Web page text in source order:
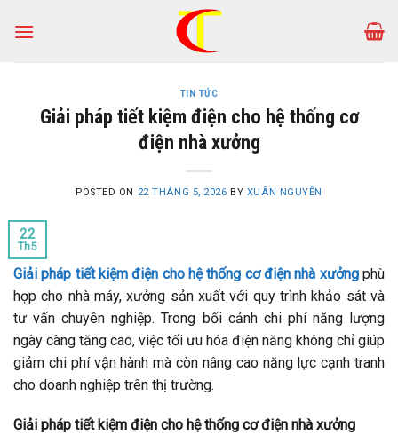
TIN TỨC
Giải pháp tiết kiệm điện cho hệ thống cơ
điện nhà xưởng
POSTED ON 22 THÁNG 5, 2026 BY XUÂN NGUYỄN
22
Th5
Giải pháp tiết kiệm điện cho hệ thống cơ điện nhà xưởngphù
hợp cho nhà máy, xưởng sản xuất với quy trình khảo sát và
tư vấn chuyên nghiệp. Trong bối cảnh chi phí năng lượng
ngày càng tăng cao, việc tối ưu hóa điện năng không chỉ giúp
giảm chi phí vận hành mà còn nâng cao năng lực cạnh tranh
cho doanh nghiệp trên thị trường.
Giải pháp tiết kiệm điện cho hệ thống cơ điện nhà xưởng